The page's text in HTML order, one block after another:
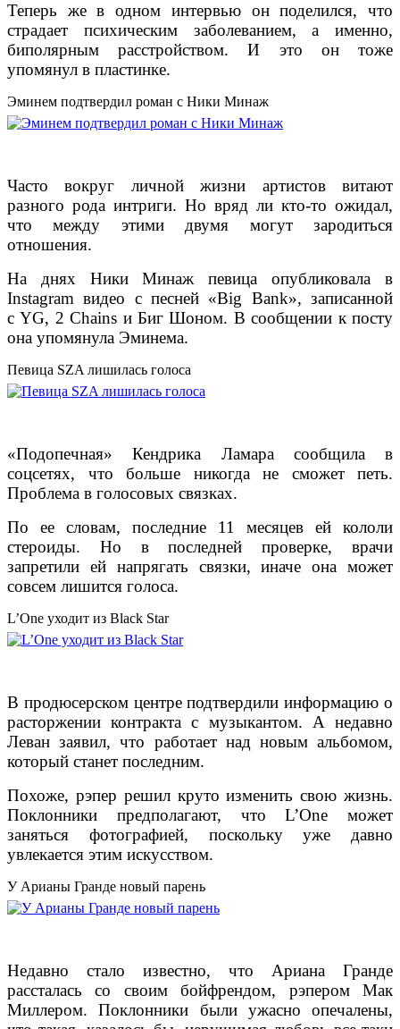
Теперь же в одном интервью он поделился, что
страдает психическим заболеванием, а именно,
биполярным расстройством. И это он тоже
упомянул в пластинке.
Эминем подтвердил роман с Ники Минаж
Часто вокруг личной жизни артистов витают
разного рода интриги. Но вряд ли кто-то ожидал,
что между этими двумя могут зародиться
отношения.
На днях Ники Минаж певица опубликовала в
Instagram видео с песней «Big Bank», записанной
с YG, 2 Chains и Биг Шоном. В сообщении к посту
она упомянула Эминема.
Певица SZA лишилась голоса
«Подопечная» Кендрика Ламара сообщила в
соцсетях, что больше никогда не сможет петь.
Проблема в голосовых связках.
По ее словам, последние 11 месяцев ей кололи
стероиды. Но в последней проверке, врачи
запретили ей напрягать связки, иначе она может
совсем лишится голоса.
L’One уходит из Black Star
В продюсерском центре подтвердили информацию о
расторжении контракта с музыкантом. А недавно
Леван заявил, что работает над новым альбомом,
который станет последним.
Похоже, рэпер решил круто изменить свою жизнь.
Поклонники предполагают, что L’One может
заняться фотографией, поскольку уже давно
увлекается этим искусством.
У Арианы Гранде новый парень
Недавно стало известно, что Ариана Гранде
рассталась со своим бойфрендом, рэпером Мак
Миллером. Поклонники были ужасно опечалены,